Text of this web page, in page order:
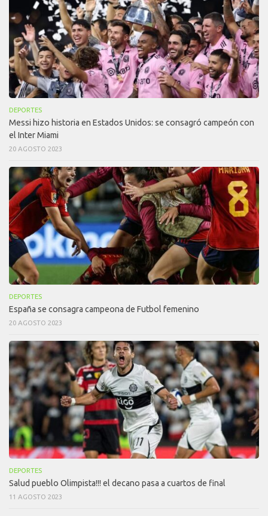
DEPORTES
Messi hizo historia en Estados Unidos: se consagró campeón con
el Inter Miami
20 AGOSTO 2023
DEPORTES
España se consagra campeona de Futbol femenino
20 AGOSTO 2023
DEPORTES
Salud pueblo Olimpista!!! el decano pasa a cuartos de final
11 AGOSTO 2023